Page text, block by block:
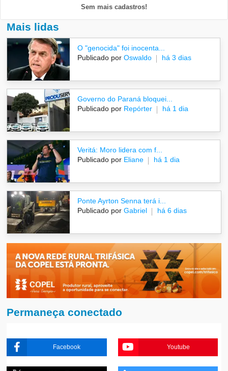
Sem mais cadastros!
Mais lidas
O "genocida" foi inocenta...
Publicado por Oswaldo há 3 dias
Governo do Paraná bloquei...
Publicado por Repórter há 1 dia
Veritá: Moro lidera com f...
Publicado por Eliane há 1 dia
Ponte Ayrton Senna terá i...
Publicado por Gabriel há 6 dias
Permaneça conectado
Facebook Youtube